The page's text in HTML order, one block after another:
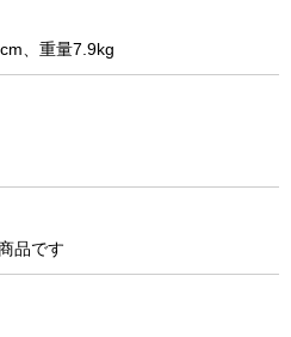
、重量7.9kg
品です